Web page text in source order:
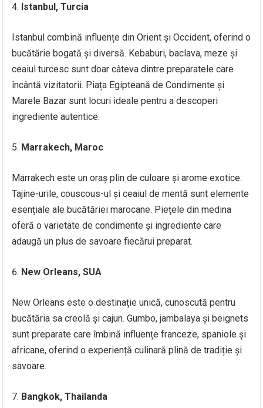
Istanbul, Turcia
Istanbul combină influențe din Orient și Occident, oferind o
bucătărie bogată și diversă. Kebaburi, baclava, meze și
ceaiul turcesc sunt doar câteva dintre preparatele care
încântă vizitatorii. Piața Egipteană de Condimente și
Marele Bazar sunt locuri ideale pentru a descoperi
ingrediente autentice.
Marrakech, Maroc
Marrakech este un oraș plin de culoare și arome exotice.
Tajine-urile, couscous-ul și ceaiul de mentă sunt elemente
esențiale ale bucătăriei marocane. Piețele din medina
oferă o varietate de condimente și ingrediente care
adaugă un plus de savoare fiecărui preparat.
New Orleans, SUA
New Orleans este o destinație unică, cunoscută pentru
bucătăria sa creolă și cajun. Gumbo, jambalaya și beignets
sunt preparate care îmbină influențe franceze, spaniole și
africane, oferind o experiență culinară plină de tradiție și
savoare.
Bangkok, Thailanda